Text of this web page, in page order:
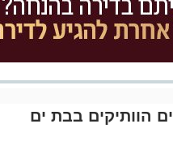
הוותיקים בבת ים